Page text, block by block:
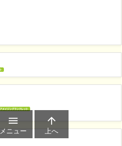

メニュー

上へ